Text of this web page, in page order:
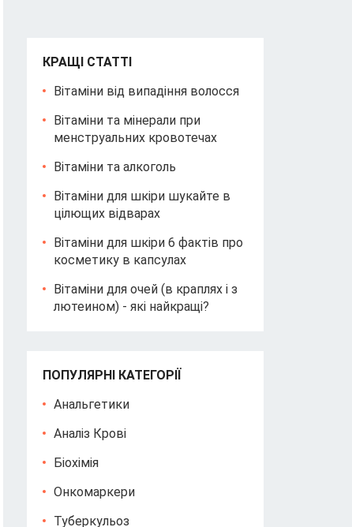
КРАЩІ СТАТТІ
Вітаміни від випадіння волосся
Вітаміни та мінерали при
менструальних кровотечах
Вітаміни та алкоголь
Вітаміни для шкіри шукайте в
цілющих відварах
Вітаміни для шкіри 6 фактів про
косметику в капсулах
Вітаміни для очей (в краплях і з
лютеином) - які найкращі?
ПОПУЛЯРНІ КАТЕГОРІЇ
Анальгетики
Аналіз Крові
Біохімія
Онкомаркери
Туберкульоз